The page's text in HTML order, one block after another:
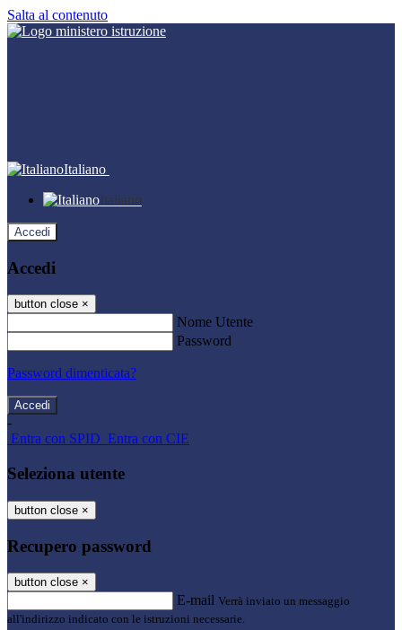
Salta al contenuto
Italiano
Italiano
Accedi
Accedi
button close ×
Nome Utente
Password
Password dimenticata?
-
Entra con SPID Entra con CIE
Seleziona utente
button close ×
Recupero password
button close ×
E-mail Verrà inviato un messaggio
all'indirizzo indicato con le istruzioni necessarie.